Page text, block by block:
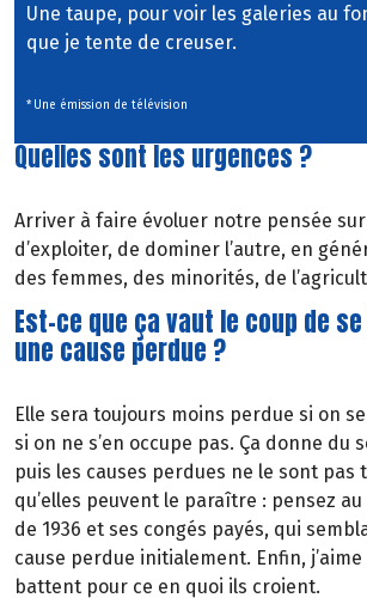
Une taupe, pour voir les galeries au
que je tente de creuser.
* Une émission de télévision
Quelles sont les urgences ?
Arriver à faire évoluer notre pensée
d’exploiter, de dominer l’autre, en
des femmes, des minorités, de
Est-ce que ça vaut le coup de
une cause perdue ?
Elle sera toujours moins perdue si on
si on ne s’en occupe pas. Ça donne du
puis les causes perdues ne le sont pas
qu’elles peuvent le paraître : pensez
de 1936 et ses congés payés, qui
cause perdue initialement. Enfin,
battent pour ce en quoi ils croient.